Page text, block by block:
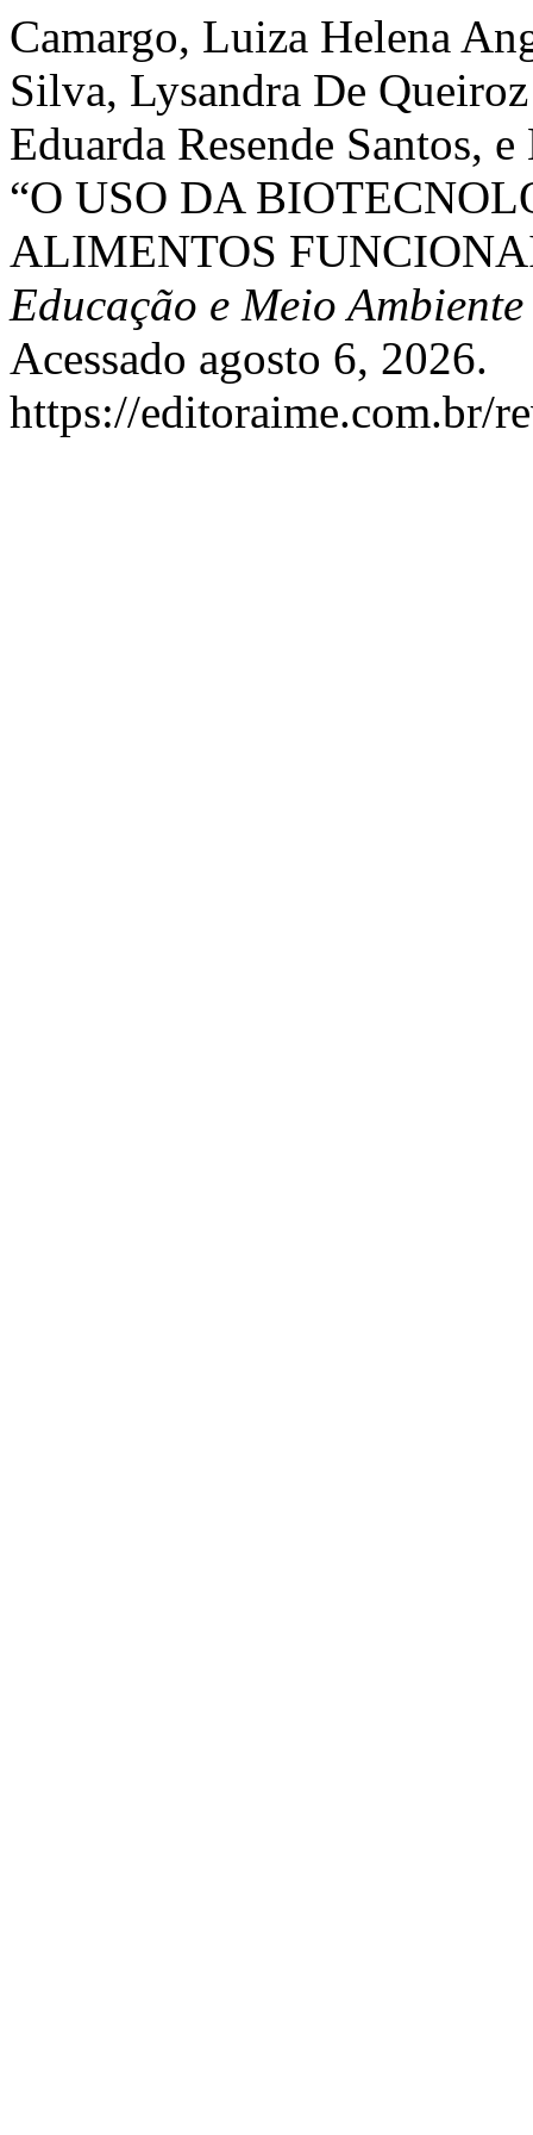
Camargo, Luiza Helena
Silva, Lysandra De
Eduarda Resende Santos,
“O USO DA
ALIMENTOS
Educação e Meio Ambiente
Acessado agosto 6, 2026.
https://editoraime.com.br/